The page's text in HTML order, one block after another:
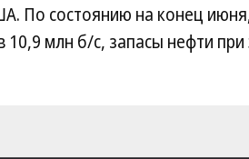
По состоянию на конец
10,9 млн б/с, запасы нефти